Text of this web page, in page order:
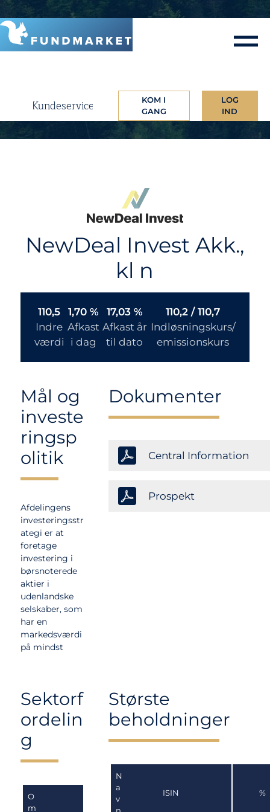
Skip
to
content
Kundeservice
KOM I
GANG
LOG
IND
NewDeal Invest Akk.,
kl n
110,5
Indre
værdi
1,70 %
Afkast
i dag
17,03 %
Afkast år
til dato
110,2 / 110,7
Indløsningskurs/
emissionskurs
Mål og
investe
ringsp
olitik
Afdelingens
investeringsstr
ategi er at
foretage
investering i
børsnoterede
aktier i
udenlandske
selskaber, som
har en
markedsværdi
på mindst
langsigtede
vækstmulighe
der efter
Selskabets
vurdering er
højere end den
aktiekurs
tilsiger.
Sektorf
ordelin
g
O
m
Største
beholdninger
N
a
v
ISIN %
Dokumenter
Central Information
Prospekt